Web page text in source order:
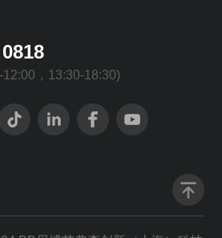
，13:30-18:30)